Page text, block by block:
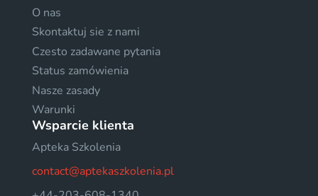
O nas
Skontaktuj sie z nami
Czesto zadawane pytania
Status zamówienia
Nasze zasady
Warunki
Wsparcie klienta
Apteka Szkolenia
contact@aptekaszkolenia.pl